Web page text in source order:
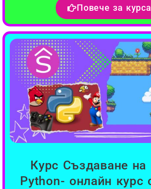
Повече за курса
Курс Създаване на
Python- онлайн курс